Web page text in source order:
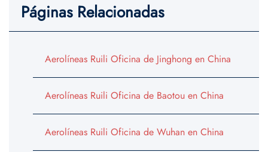
Páginas Relacionadas
Aerolíneas Ruili Oficina de Jinghong en China
Aerolíneas Ruili Oficina de Baotou en China
Aerolíneas Ruili Oficina de Wuhan en China